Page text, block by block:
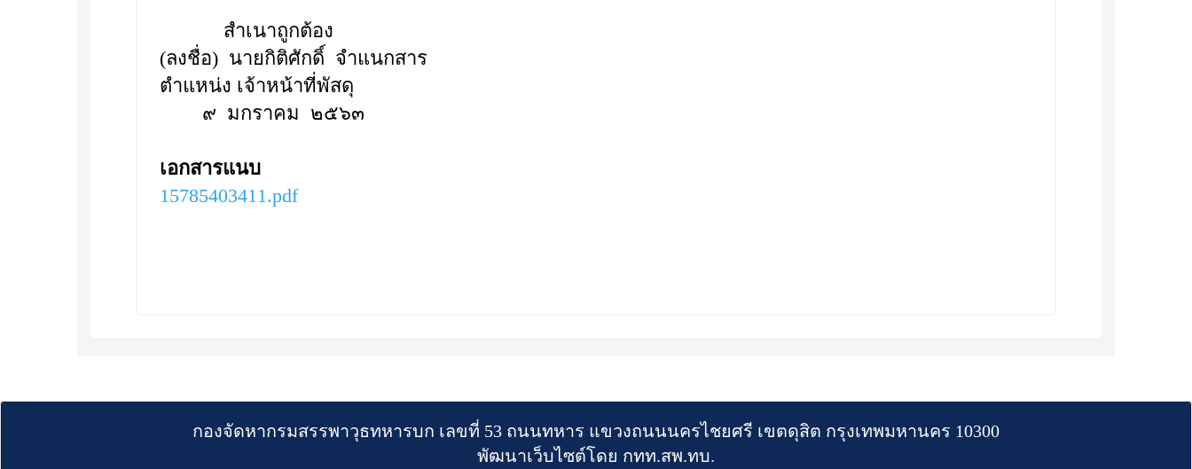
สำเนาถูกต้อง
(ลงชื่อ) นายกิติศักดิ์ จำแนกสาร
ตำแหน่ง เจ้าหน้าที่พัสดุ
๙ มกราคม ๒๕๖๓
เอกสารแนบ
15785403411.pdf
กองจัดหากรมสรรพาวุธทหารบก เลขที่ 53 ถนนทหาร แขวงถนนนครไชยศรี เขตดุสิต กรุงเทพมหานคร 10300
พัฒนาเว็บไซต์โดย กทท.สพ.ทบ.